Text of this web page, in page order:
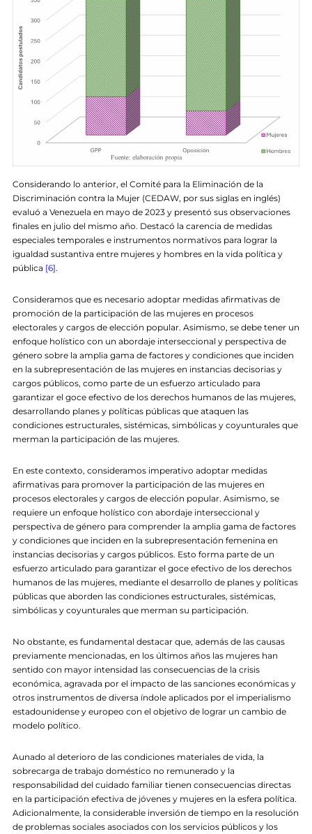
Considerando lo anterior, el Comité para la Eliminación de la
Discriminación contra la Mujer (CEDAW, por sus siglas en inglés)
evaluó a Venezuela en mayo de 2023 y presentó sus observaciones
finales en julio del mismo año. Destacó la carencia de medidas
especiales temporales e instrumentos normativos para lograr la
igualdad sustantiva entre mujeres y hombres en la vida política y
pública [6].
Consideramos que es necesario adoptar medidas afirmativas de
promoción de la participación de las mujeres en procesos
electorales y cargos de elección popular. Asimismo, se debe tener un
enfoque holístico con un abordaje interseccional y perspectiva de
género sobre la amplia gama de factores y condiciones que inciden
en la subrepresentación de las mujeres en instancias decisorias y
cargos públicos, como parte de un esfuerzo articulado para
garantizar el goce efectivo de los derechos humanos de las mujeres,
desarrollando planes y políticas públicas que ataquen las
condiciones estructurales, sistémicas, simbólicas y coyunturales que
merman la participación de las mujeres.
En este contexto, consideramos imperativo adoptar medidas
afirmativas para promover la participación de las mujeres en
procesos electorales y cargos de elección popular. Asimismo, se
requiere un enfoque holístico con abordaje interseccional y
perspectiva de género para comprender la amplia gama de factores
y condiciones que inciden en la subrepresentación femenina en
instancias decisorias y cargos públicos. Esto forma parte de un
esfuerzo articulado para garantizar el goce efectivo de los derechos
humanos de las mujeres, mediante el desarrollo de planes y políticas
públicas que aborden las condiciones estructurales, sistémicas,
simbólicas y coyunturales que merman su participación.
No obstante, es fundamental destacar que, además de las causas
previamente mencionadas, en los últimos años las mujeres han
sentido con mayor intensidad las consecuencias de la crisis
económica, agravada por el impacto de las sanciones económicas y
otros instrumentos de diversa índole aplicados por el imperialismo
estadounidense y europeo con el objetivo de lograr un cambio de
modelo político.
Aunado al deterioro de las condiciones materiales de vida, la
sobrecarga de trabajo doméstico no remunerado y la
responsabilidad del cuidado familiar tienen consecuencias directas
en la participación efectiva de jóvenes y mujeres en la esfera política.
Adicionalmente, la considerable inversión de tiempo en la resolución
de problemas sociales asociados con los servicios públicos y los